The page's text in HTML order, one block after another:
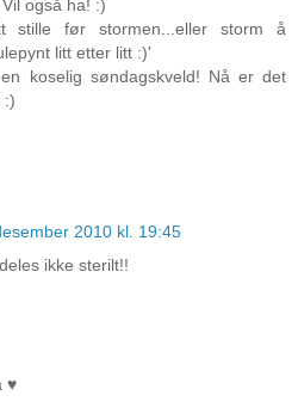
også ha! :)
før stormen...eller storm å
litt etter litt :)'
koselig søndagskveld! Nå er det
:)
2010 kl. 19:45
ikke sterilt!!
♥